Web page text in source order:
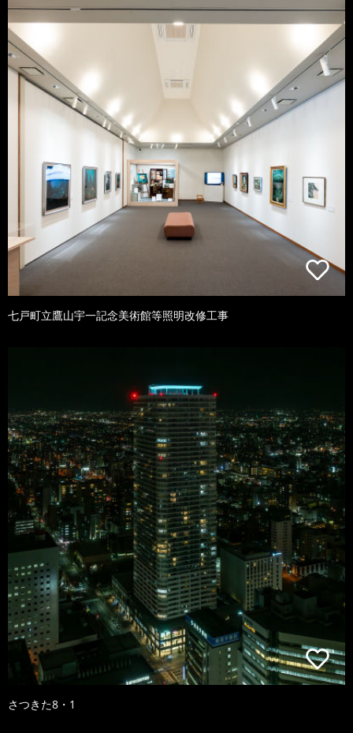
七戸町立鷹山宇一記念美術館等照明改修工事
さつきた8・1